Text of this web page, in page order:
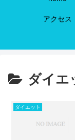
アクセス
ダイエ
ダイエット